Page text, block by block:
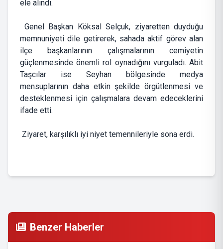
ele alındı.
Genel Başkan Köksal Selçuk, ziyaretten duyduğu
memnuniyeti dile getirerek, sahada aktif görev alan
ilçe başkanlarının çalışmalarının cemiyetin
güçlenmesinde önemli rol oynadığını vurguladı. Abit
Taşcılar ise Seyhan bölgesinde medya
mensuplarının daha etkin şekilde örgütlenmesi ve
desteklenmesi için çalışmalara devam edeceklerini
ifade etti.
Ziyaret, karşılıklı iyi niyet temennileriyle sona erdi.
Benzer Haberler